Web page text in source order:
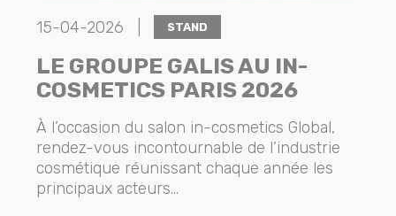
15-04-2026 | STAND
LE GROUPE GALIS AU IN-
COSMETICS PARIS 2026
À l’occasion du salon in-cosmetics Global,
rendez-vous incontournable de l’industrie
cosmétique réunissant chaque année les
principaux acteurs...